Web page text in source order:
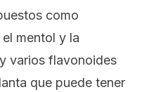
como
mentol y la
varios flavonoides
que puede tener